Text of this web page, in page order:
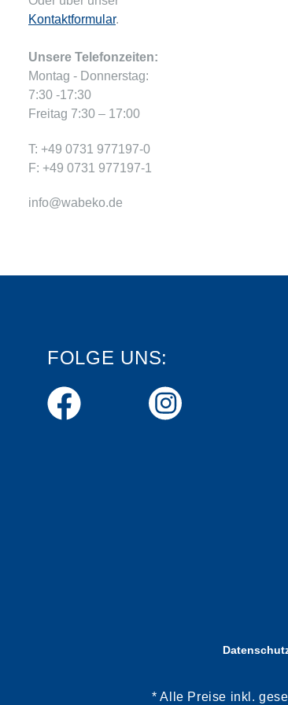
Kontaktformular.
Unsere Telefonzeiten:
Montag - Donnerstag:
7:30 -17:30
Freitag 7:30 – 17:00
T: +49 0731 977197-0
F: +49 0731 977197-1
info@wabeko.de
FOLGE UNS:
* Alle Preise inkl.